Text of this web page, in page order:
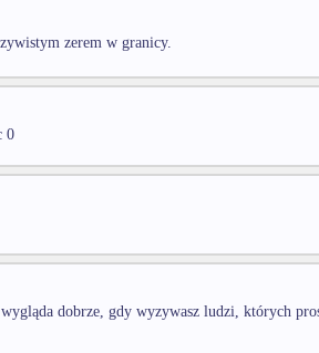
zerem w granicy.
0
dobrze, gdy wyzywasz ludzi, których